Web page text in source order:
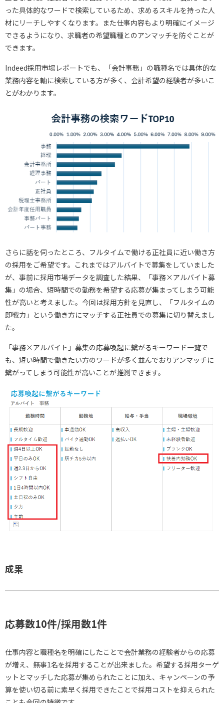
った具体的なワードで検索しているため、求めるスキルを持った人
材にリーチしやすくなります。また仕事内容もより明確にイメージ
できるようになり、求職者の希望職種とのアンマッチを防ぐことが
できます。
Indeed採用市場レポートでも、「会計事務」の職種名では具体的な
業務内容を軸に検索している方が多く、会計希望の経験者が多いこ
とがわかります。
さらに話を伺ったところ、フルタイムで働ける正社員に近い働き方
の採用をご希望です。これまではアルバイトで募集をしていました
が、事前に採用市場データを調査した結果、「事務×アルバイト募
集」の場合、短時間での勤務を希望する応募が集まってしまう可能
性が高いと考えました。今回は採用方針を見直し、「フルタイムの
即戦力」という働き方にマッチする正社員での募集に切り替えまし
た。
「事務×アルバイト」募集の応募喚起に繋がるキーワード一覧で
も、短い時間で働きたい方のワードが多く並んでおりアンマッチに
繋がってしまう可能性が高いことが推測できます。
成果
応募数10件/採用数1件
仕事内容と職種名を明確にしたことで会計業務の経験者からの応募
が増え、無事1名を採用することが出来ました。希望する採用ターゲ
ットとマッチした応募が集められたことに加え、キャンペーンの予
算を使い切る前に素早く採用できたことで採用コストを抑えられた